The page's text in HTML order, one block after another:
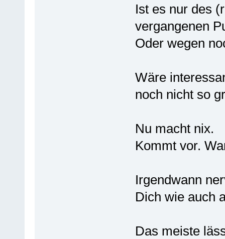
Ist es nur des
vergangenen
Oder wegen
Wäre
noch nicht so
Nu macht nix.
Kommt vor.
Irgendwann
Dich wie auch
Das meiste